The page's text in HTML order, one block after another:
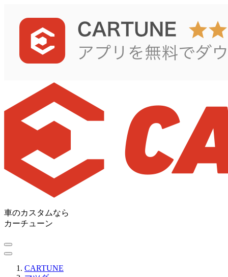
車のカスタムなら
カーチューン
CARTUNE